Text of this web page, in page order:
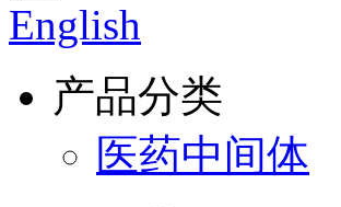
English
产品分类
医药中间体